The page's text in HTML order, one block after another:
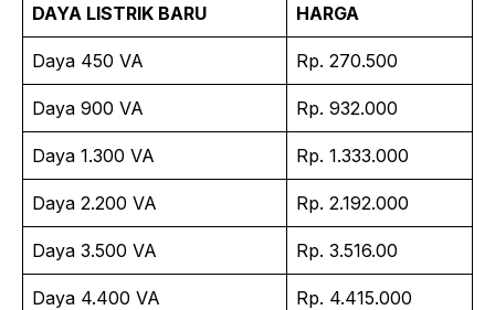
DAYA LISTRIK BARU HARGA
Daya 450 VA Rp. 270.500
Daya 900 VA Rp. 932.000
Daya 1.300 VA Rp. 1.333.000
Daya 2.200 VA Rp. 2.192.000
Daya 3.500 VA Rp. 3.516.00
Daya 4.400 VA Rp. 4.415.000